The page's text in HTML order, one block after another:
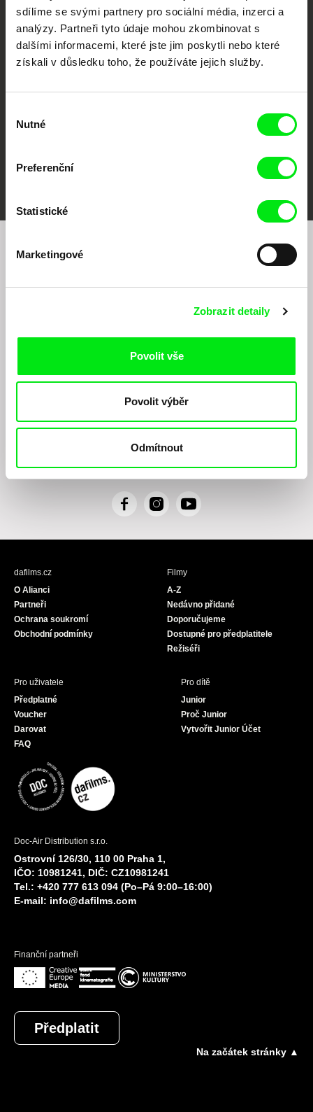
sdílíme se svými partnery pro sociální média, inzerci a
analýzy. Partneři tyto údaje mohou zkombinovat s
dalšími informacemi, které jste jim poskytli nebo které
získali v důsledku toho, že používáte jejich služby.
souhlasu
Nutné
Preferenční
Statistické
Marketingové
Zobrazit detaily
Povolit vše
Povolit výběr
Odmítnout
CPH:DOX Doclisboa
Against Gravity
FIDMarseille
Chcete být pravidelně informováni o našem
Odesláním registrace k Newsletteru souhlasím se zasíláním obchodních sdělení
elektronickými prostředky a souvisejícím zpracováním osobních údajů pro účely
zasílání Newsletteru Doc-Air Distribution s.r.o. a potvrzuji, že jsem si přečetl(a)
Zásady zpracování osobních údajů
, textu rozumím a souhlasím s ním, přičemž
přímého marketingu.
F
c
I
s
Y
u
dafilms.cz
O Alianci
Partneři
Ochrana soukromí
Obchodní podmínky
Filmy
A-Z
Nedávno přidané
Doporučujeme
Dostupné pro předplatitele
Režiséři
Pro uživatele
Předplatné
Voucher
Darovat
FAQ
Pro dítě
Junior
Proč Junior
Vytvořit Junior Účet
Doc-Air Distribution s.r.o.
Ostrovní 126/30, 110 00 Praha 1,
IČO: 10981241, DIČ: CZ10981241
Tel.: +420 777 613 094 (Po–Pá 9:00–16:00)
E-mail: info@dafilms.com
Finanční partneři
Předplatit
Na začátek stránky ▲